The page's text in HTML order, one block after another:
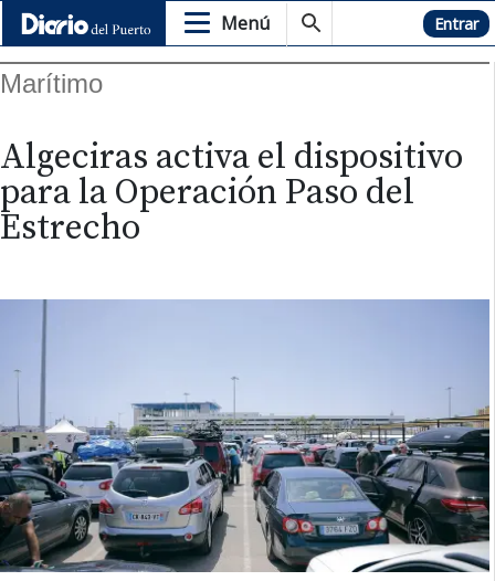
Menú Hemeroteca Entrar
Marítimo
Algeciras activa el dispositivo
para la Operación Paso del
Estrecho